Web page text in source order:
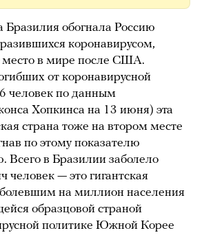
Бразилия обогнала Россию
коронавирусом,
место в мире после США.
от коронавирусной
человек по данным
Хопкинса на 13 июня) эта
страна тоже на втором месте
по этому показателю
Всего в Бразилии заболело
человек — это гигантская
на миллион населения
образцовой страной
политике Южной Корее